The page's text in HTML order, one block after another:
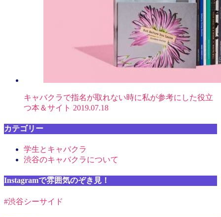
キャバクラで指名が取れない時に私が参考にした役立
つ本＆サイト 2019.07.18
カテゴリー
学生とキャバクラ
渋谷のキャバクラについて
Instagramで雰囲気のぞき見！
#渋谷シーサイド